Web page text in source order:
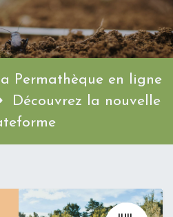
Permathèque en ligne
Découvrez la nouvelle